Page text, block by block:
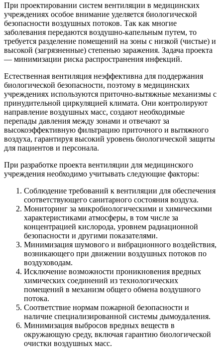
При проектировании систем вентиляции в медицинских
учреждениях особое внимание уделяется биологической
безопасности воздушных потоков. Так как многие
заболевания передаются воздушно-капельным путем, то
требуется разделение помещений на зоны с низкой (чистые) и
высокой (загрязненные) степенью заражения. Задача проекта
— минимизации риска распространения инфекций.
Естественная вентиляция неэффективна для поддержания
биологической безопасности, поэтому в медицинских
учреждениях используются приточно-вытяжные механизмы с
принудительной циркуляцией климата. Они контролируют
направление воздушных масс, создают необходимые
перепады давления между зонами и отвечают за
высокоэффективную фильтрацию приточного и вытяжного
воздуха, гарантируя высокий уровень биологической защиты
для пациентов и персонала.
При разработке проекта вентиляции для медицинского
учреждения необходимо учитывать следующие факторы:
Соблюдение требований к вентиляции для обеспечения
соответствующего санитарного состояния воздуха.
Мониторинг за микробиологическими и химическими
характеристиками атмосферы, в том числе за
концентрацией кислорода, уровнем радиационной
безопасности и другими показателями.
Минимизация шумового и вибрационного воздействия,
возникающего при движении воздушных потоков по
воздуховодам.
Исключение возможности проникновения вредных
химических соединений из технологических
помещений в механизм общего обмена воздушного
потока.
Соответствие нормам пожарной безопасности и
наличие специализированной системы дымоудаления.
Минимизация выбросов вредных веществ в
окружающую среду, включая гарантию биологической
очистки воздушных масс.